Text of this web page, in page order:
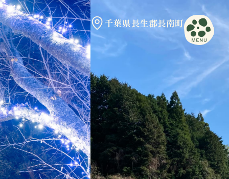
千葉県長生郡長南町